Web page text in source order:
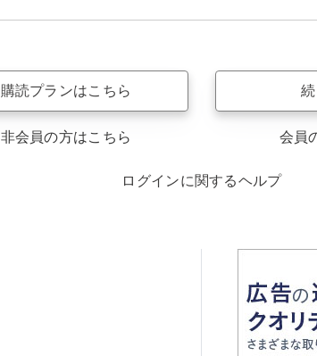
購読プランはこちら
非会員の方はこちら 会員
ログインに関するヘルプ